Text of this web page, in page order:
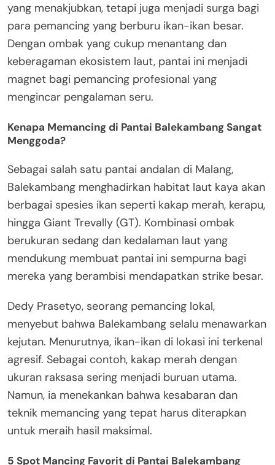
yang menakjubkan, tetapi juga menjadi surga bagi
para pemancing yang berburu ikan-ikan besar.
Dengan ombak yang cukup menantang dan
keberagaman ekosistem laut, pantai ini menjadi
magnet bagi pemancing profesional yang
mengincar pengalaman seru.
Kenapa Memancing di Pantai Balekambang Sangat
Menggoda?
Sebagai salah satu pantai andalan di Malang,
Balekambang menghadirkan habitat laut kaya akan
berbagai spesies ikan seperti kakap merah, kerapu,
hingga Giant Trevally (GT). Kombinasi ombak
berukuran sedang dan kedalaman laut yang
mendukung membuat pantai ini sempurna bagi
mereka yang berambisi mendapatkan strike besar.
Dedy Prasetyo, seorang pemancing lokal,
menyebut bahwa Balekambang selalu menawarkan
kejutan. Menurutnya, ikan-ikan di lokasi ini terkenal
agresif. Sebagai contoh, kakap merah dengan
ukuran raksasa sering menjadi buruan utama.
Namun, ia menekankan bahwa kesabaran dan
teknik memancing yang tepat harus diterapkan
untuk meraih hasil maksimal.
5 Spot Mancing Favorit di Pantai Balekambang